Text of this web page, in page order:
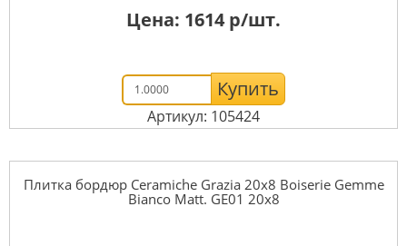
Цена: 1614 р/шт.
Купить
Артикул: 105424
Плитка бордюр Ceramiche Grazia 20x8 Boiserie Gemme
Bianco Matt. GE01 20x8